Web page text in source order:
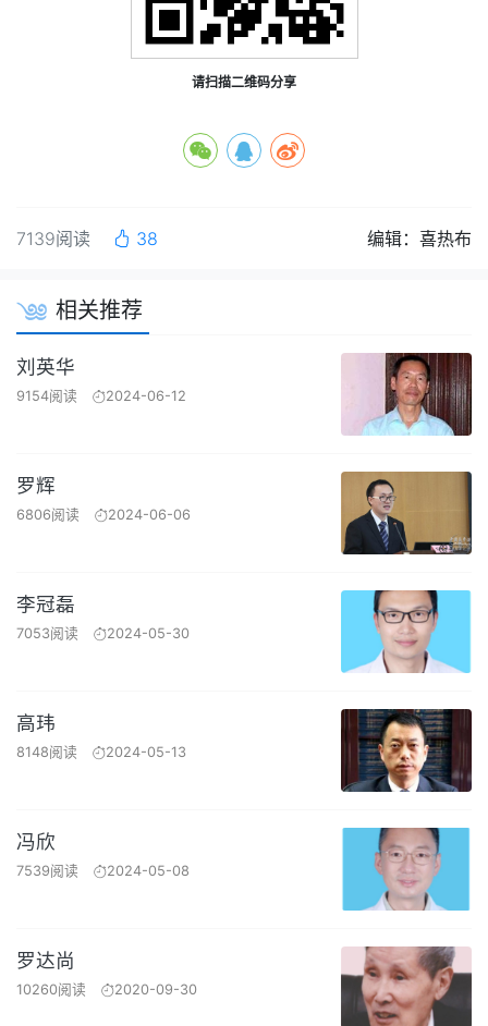
请扫描二维码分享
7139阅读 38 编辑：喜热布
相关推荐
刘英华
9154阅读 2024-06-12
罗辉
6806阅读 2024-06-06
李冠磊
7053阅读 2024-05-30
高玮
8148阅读 2024-05-13
冯欣
7539阅读 2024-05-08
罗达尚
10260阅读 2020-09-30